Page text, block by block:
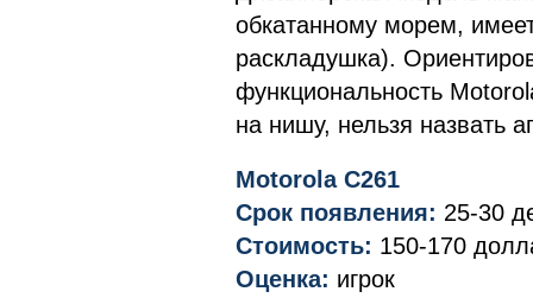
обкатанному морем,
раскладушка).
функциональность
на нишу, нельзя назвать
Motorola C261
Срок появления: 25-30
Стоимость: 150-170
Оценка: игрок